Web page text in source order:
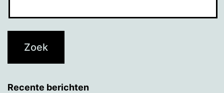
Recente berichten